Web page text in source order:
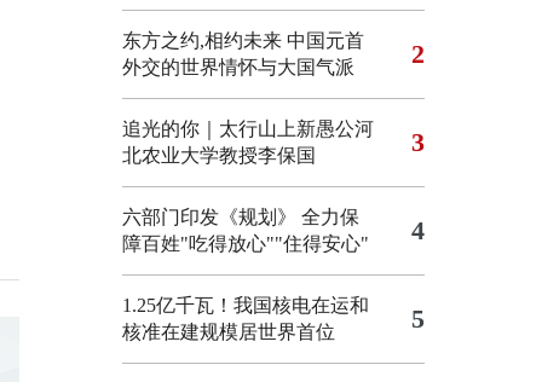
东方之约,相约未来 中国元首
外交的世界情怀与大国气派
2
追光的你｜太行山上新愚公河
北农业大学教授李保国
3
六部门印发《规划》 全力保
障百姓"吃得放心""住得安心"
4
1.25亿千瓦！我国核电在运和
核准在建规模居世界首位
5